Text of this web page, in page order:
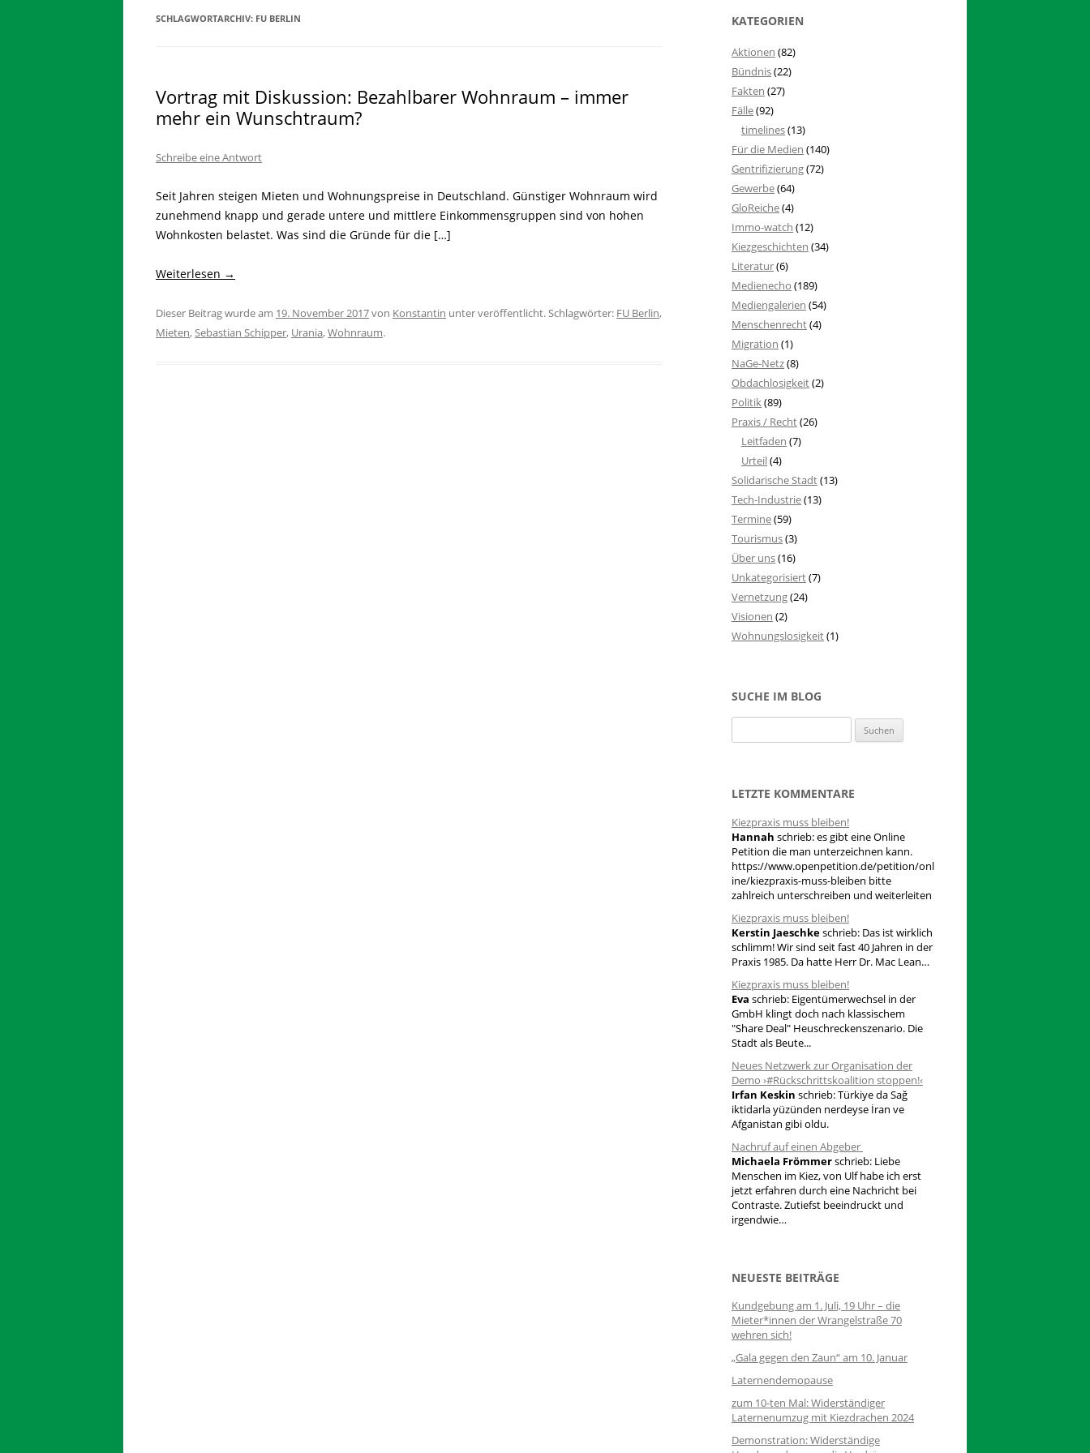
SCHLAGWORTARCHIV: FU BERLIN
Vortrag mit Diskussion: Bezahlbarer Wohnraum – immer
mehr ein Wunschtraum?
Schreibe eine Antwort
Seit Jahren steigen Mieten und Wohnungspreise in Deutschland. Günstiger Wohnraum wird
zunehmend knapp und gerade untere und mittlere Einkommensgruppen sind von hohen
Wohnkosten belastet. Was sind die Gründe für die […]
Weiterlesen →
Dieser Beitrag wurde am 19. November 2017von Konstantin unter veröffentlicht. Schlagwörter: FU Berlin,
Mieten,Sebastian Schipper, Urania,Wohnraum.
KATEGORIEN
Aktionen (82)
Bündnis(22)
Fakten (27)
Fälle(92)
timelines(13)
Für die Medien (140)
Gentrifizierung(72)
Gewerbe(64)
GloReiche(4)
Immo-watch (12)
Kiezgeschichten (34)
Literatur(6)
Medienecho (189)
Mediengalerien (54)
Menschenrecht(4)
Migration (1)
NaGe-Netz(8)
Obdachlosigkeit(2)
Politik(89)
Praxis / Recht(26)
Leitfaden (7)
Urteil(4)
Solidarische Stadt(13)
Tech-Industrie(13)
Termine(59)
Tourismus(3)
Über uns(16)
Unkategorisiert(7)
Vernetzung(24)
Visionen (2)
Wohnungslosigkeit(1)
SUCHE IM BLOG
u
n
n
a
c
h
:
LETZTE KOMMENTARE
Kiezpraxis muss bleiben!
Hannah schrieb:es gibt eine Online
Petition die man unterzeichnen kann.
https://www.openpetition.de/petition/onl
ine/kiezpraxis-muss-bleiben bitte
zahlreich unterschreiben und weiterleiten
Kiezpraxis muss bleiben!
Kerstin Jaeschkeschrieb: Das ist wirklich
schlimm! Wir sind seit fast 40 Jahren in der
Praxis 1985. Da hatte Herr Dr. Mac Lean…
Kiezpraxis muss bleiben!
Eva schrieb: Eigentümerwechsel in der
GmbH klingt doch nach klassischem
"Share Deal" Heuschreckenszenario. Die
Stadt als Beute...
Neues Netzwerk zur Organisation der
Demo ›#Rückschrittskoalition stoppen!‹
Irfan Keskin schrieb:Türkiye da Sağ
iktidarla yüzünden nerdeyse İran ve
Afganistan gibi oldu.
Nachruf auf einen Abgeber
Michaela Frömmerschrieb: Liebe
Menschen im Kiez, von Ulf habe ich erst
jetzt erfahren durch eine Nachricht bei
Contraste. Zutiefst beeindruckt und
irgendwie…
NEUESTE BEITRÄGE
Kundgebung am 1. Juli, 19 Uhr – die
Mieter*innen der Wrangelstraße 70
wehren sich!
„Gala gegen den Zaun“ am 10. Januar
Laternendemopause
zum 10-ten Mal: Widerständiger
Laternenumzug mit Kiezdrachen 2024
Demonstration: Widerständige